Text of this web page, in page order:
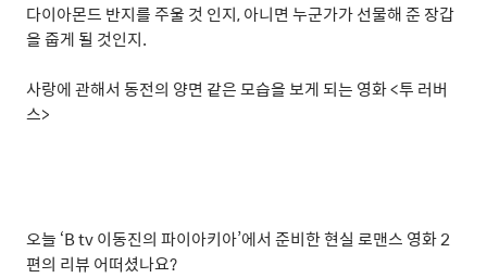
다이아몬드 반지를 주울 것 인지,아니면 누군가가 선물해 준 장갑
을 줍게 될 것인지.
사랑에 관해서 동전의 양면 같은 모습을 보게 되는 영화<투 러버
스>
오늘 ‘B tv이동진의 파이아키아’에서 준비한 현실 로맨스 영화2
편의 리뷰 어떠셨나요?